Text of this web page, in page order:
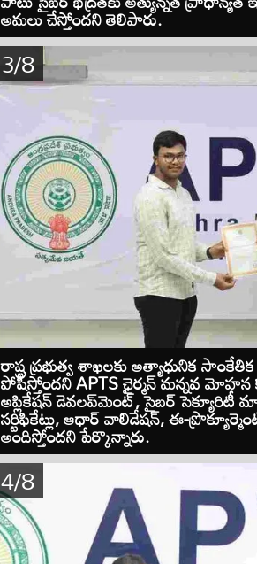
అమలు చేస్తోందని తెలిపారు.
3/8
రాష్ట్ర ప్రభుత్వ శాఖలకు అత్యాధునిక
పోషిస్తోందని APTS ఛైర్మన్ మన్నవ మోహన
అప్లికేషన్ డెవలప్‌మెంట్, సైబర్ సెక్యూరిటీ
సర్టిఫికేట్లు, ఆధార్ వాలిడేషన్, ఈ-
అందిస్తోందని పేర్కొన్నారు.
4/8